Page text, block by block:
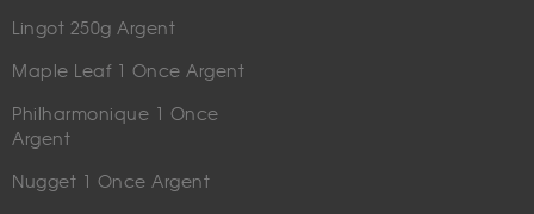
Lingot 250g Argent
Maple Leaf 1 Once Argent
Philharmonique 1 Once
Argent
Nugget 1 Once Argent